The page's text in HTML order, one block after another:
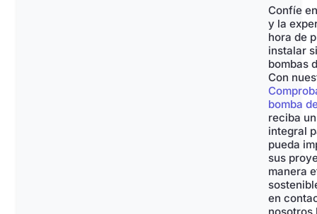
Confíe
y la
hora de
instalar
bombas
Con
bomba
reciba
integral
pueda
sus
manera
en